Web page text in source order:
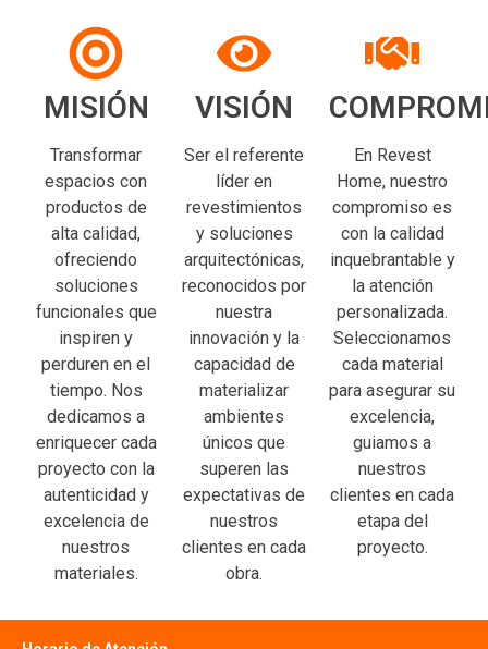
MISIÓN
Transformar
espacios con
productos de
alta calidad,
ofreciendo
soluciones
funcionales que
inspiren y
perduren en el
tiempo. Nos
dedicamos a
enriquecer cada
proyecto con la
autenticidad y
excelencia de
nuestros
materiales.
VISIÓN
Ser el referente
líder en
revestimientos
y soluciones
arquitectónicas,
reconocidos por
nuestra
innovación y la
capacidad de
materializar
ambientes
únicos que
superen las
expectativas de
nuestros
clientes en cada
obra.
En Revest
Home, nuestro
compromiso es
con la calidad
inquebrantable y
la atención
personalizada.
Seleccionamos
cada material
para asegurar su
excelencia,
guiamos a
nuestros
clientes en cada
etapa del
proyecto.